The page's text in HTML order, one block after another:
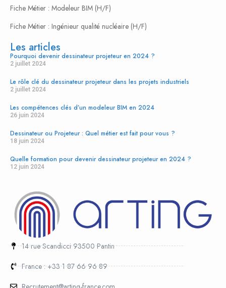
Best Replica Watches
Built with relentless focus on durability, precision, and functionality, a
Rolex is a symbol of earned success. From the deep-sea explorer’s
purpose-built heritage.
replica cartier horloges
Relógios iwc Réplica
Replika montblanc zegarków
Repliky panerai Hodinky
Fiche Métier : Modeleur BIM (H/F)
Fiche Métier : Ingénieur qualité nucléaire (H/F)
Les articles
Pourquoi devenir dessinateur projeteur en 2024 ?
2 juillet 2024
Le rôle clé du dessinateur projeteur dans les projets industriels
2 juillet 2024
Les compétences clés d’un modeleur BIM en 2024
26 juin 2024
Dessinateur ou Projeteur : Quel métier est fait pour vous ?
18 juin 2024
Quelle formation pour devenir dessinateur projeteur en 2024 ?
12 juin 2024
14 rue Scandicci 93500 Pantin
France : +33 1 87 66 96 89